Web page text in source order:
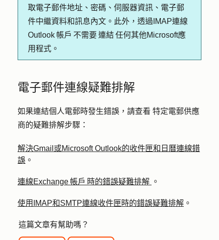
取電子郵件地址、密碼、伺服器資訊、電子郵
件中繼資料和訊息內文。此外，透過IMAP連線
Outlook 帳戶 不需要 連結 任何其他Microsoft應
用程式。
電子郵件連線疑難排解
如果連結個人電郵時發生錯誤，請查看 特定電郵供應
商的疑難排解步驟：
解決Gmail或Microsoft Outlook的收件匣和日曆連線錯
誤 。
連線Exchange 帳戶 時的錯誤疑難排解 。
使用IMAP和SMTP連線收件匣時的錯誤疑難排解 。
這篇文章有幫助嗎？